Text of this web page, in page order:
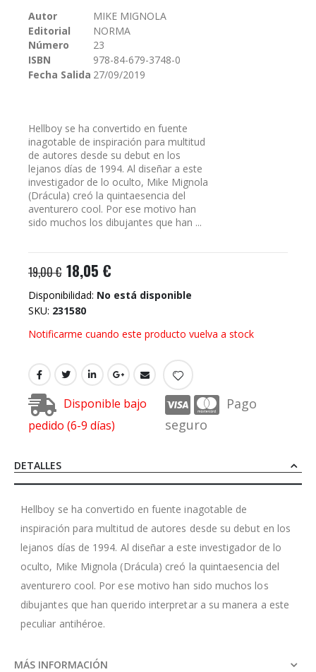
galería
imágenes
Autor
MIKE MIGNOLA
Editorial
NORMA
Número
23
ISBN
978-84-679-3748-0
Fecha Salida 27/09/2019
Hellboy se ha convertido en fuente
inagotable de inspiración para multitud
de autores desde su debut en los
lejanos días de 1994. Al diseñar a este
investigador de lo oculto, Mike Mignola
(Drácula) creó la quintaesencia del
aventurero cool. Por ese motivo han
sido muchos los dibujantes que han ...
19,00 € 18,05 €
Disponibilidad: No está disponible
SKU 231580
Notificarme cuando este producto vuelva a stock
Disponible bajo
pedido (6-9 días)
Pago
seguro
DETALLES
Hellboy se ha convertido en fuente inagotable de
inspiración para multitud de autores desde su debut en los
lejanos días de 1994. Al diseñar a este investigador de lo
oculto, Mike Mignola (Drácula) creó la quintaesencia del
aventurero cool. Por ese motivo han sido muchos los
dibujantes que han querido interpretar a su manera a este
peculiar antihéroe.
MÁS INFORMACIÓN